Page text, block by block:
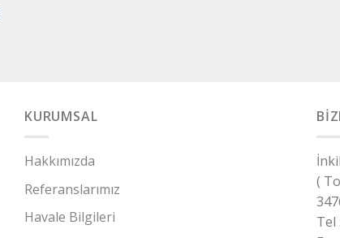
KURUMSAL
Hakkımızda
Referanslarımız
Havale Bilgileri
(
Tel